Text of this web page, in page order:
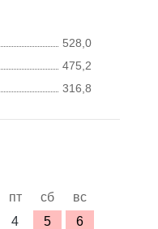
528,0
475,2
316,8
пт сб
вс
4 5
6